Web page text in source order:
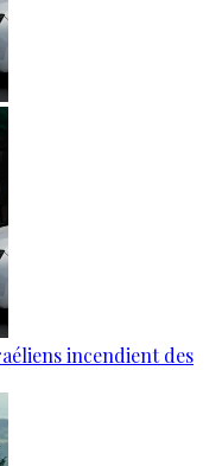
incendient des